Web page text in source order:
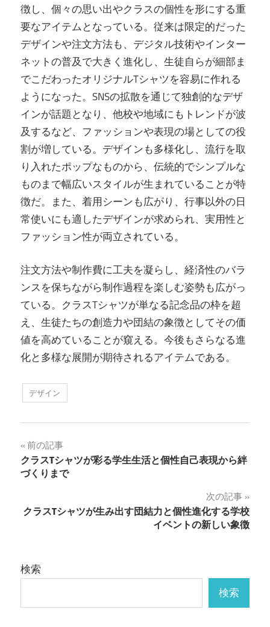
徴し、個々の思い出やクラスの個性を形にする重
要なアイテムとなっている。従来は限定的だった
デザインや注文方法も、デジタル技術やインター
ネットの普及で大きく進化し、生徒自らが細部ま
でこだわったオリジナルTシャツを容易に作れる
ようになった。SNSの拡散を通じて独創的なデザ
インが話題となり、他校や地域にもトレンドが波
及するなど、ファッションや表現の場としての役
割が増している。デザインも多様化し、流行を取
り入れたポップなものから、伝統的でシンプルな
ものまで幅広いスタイルが生まれていることが特
徴だ。また、着用シーンも広がり、行事以外の日
常使いにも適したデザインが求められ、実用性と
ファッション性が両立されている。
注文方法や制作費に工夫を凝らし、経済性のバラ
ンスを保ちながら制作過程を楽しむ姿勢も広がっ
ている。クラスTシャツが単なる記念品の枠を超
え、生徒たちの創造力や団結の象徴としてその価
値を高めていることが窺える。今後もさらなる進
化と多様な展開が期待されるアイテムである。
デザイン
投
稿
ビ
ー
ョ
前の記事
クラスTシャツが彩る学生生活と個性自己表現から絆
づくりまで
次の記事
クラスTシャツが生み出す団結力と個性進化する学校
イベントの新しい象徴
検索
検索